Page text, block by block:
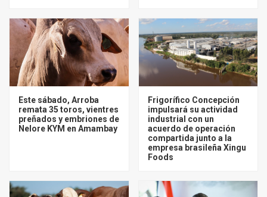
Este sábado, Arroba
remata 35 toros, vientres
preñados y embriones de
Nelore KYM en Amambay
Frigorífico Concepción
impulsará su actividad
industrial con un
acuerdo de operación
compartida junto a la
empresa brasileña Xingu
Foods